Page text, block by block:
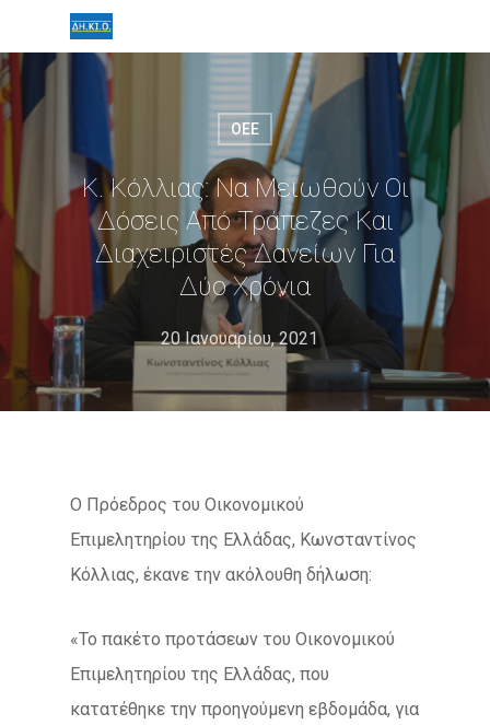
ΟΕΕ
Κ. Κόλλιας: Να Μειωθούν Οι
Δόσεις Από Τράπεζες Και
Διαχειριστές Δανείων Για
Δύο Χρόνια
20 Ιανουαρίου, 2021
Ο Πρόεδρος του Οικονομικού
Επιμελητηρίου της Ελλάδας, Κωνσταντίνος
Κόλλιας, έκανε την ακόλουθη δήλωση:
«Το πακέτο προτάσεων του Οικονομικού
Επιμελητηρίου της Ελλάδας, που
κατατέθηκε την προηγούμενη εβδομάδα, για